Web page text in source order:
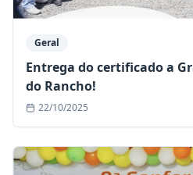
Geral
Entrega do certificado a
do Rancho!
22/10/2025